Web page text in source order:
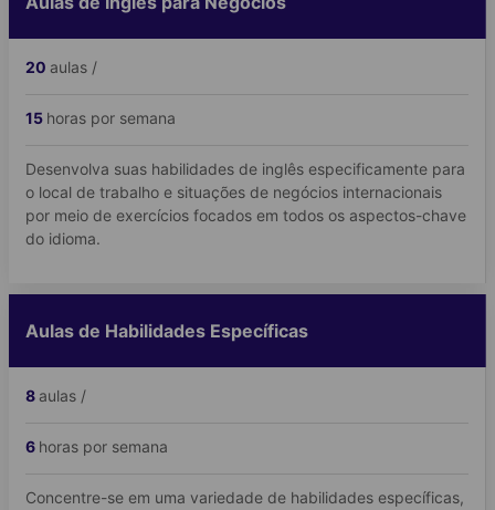
20 aulas /
15 horas por semana
Desenvolva suas habilidades de inglês especificamente para
o local de trabalho e situações de negócios internacionais
por meio de exercícios focados em todos os aspectos-chave
do idioma.
Aulas de Habilidades Específicas
8 aulas /
6 horas por semana
Concentre-se em uma variedade de habilidades específicas,